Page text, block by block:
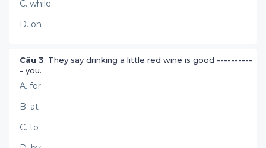
C. while
D. on
Câu 3: They say drinking a little red wine is good ----------
- you.
A. for
B. at
C. to